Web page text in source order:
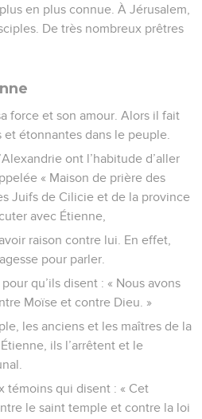
en plus connue. À Jérusalem,
De très nombreux prêtres
force et son amour. Alors il fait
étonnantes dans le peuple.
ont l’habitude d’aller
« Maison de prière des
Juifs de Cilicie et de la province
avec Étienne,
raison contre lui. En effet,
pour parler.
qu’ils disent : « Nous avons
Moïse et contre Dieu. »
les anciens et les maîtres de la
ils l’arrêtent et le
témoins qui disent : « Cet
le saint temple et contre la loi